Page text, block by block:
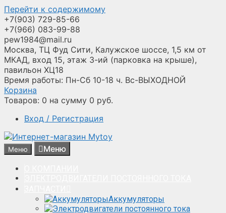
Перейти к содержимому
+7(903) 729-85-66
+7(966) 083-99-88
pew1984@mail.ru
Москва, ТЦ Фуд Сити, Калужское шоссе, 1,5 км от
МКАД, вход 15, этаж 3-ий (парковка на крыше),
павильон ХЦ18
Время работы: Пн-Сб 10-18 ч. Вс-ВЫХОДНОЙ
Корзина
Товаров: 0 на сумму 0 руб.
Вход / Регистрация
Меню Меню
Аккумуляторы